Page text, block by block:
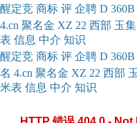
醒定竞 商标 评 企聘 D 360B
4.cn 聚名金 XZ 22 西部 玉集
表 信息 中介 知识